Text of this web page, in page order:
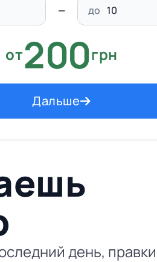
до
от200грн
Дальше
день,